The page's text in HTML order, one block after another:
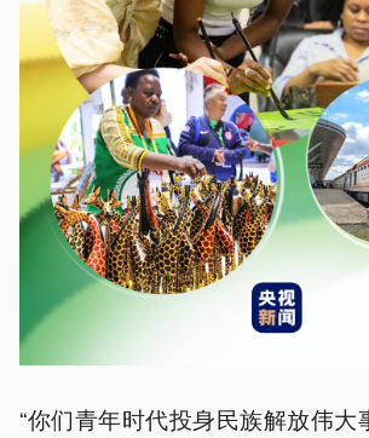
“你们青年时代投身民族解放伟